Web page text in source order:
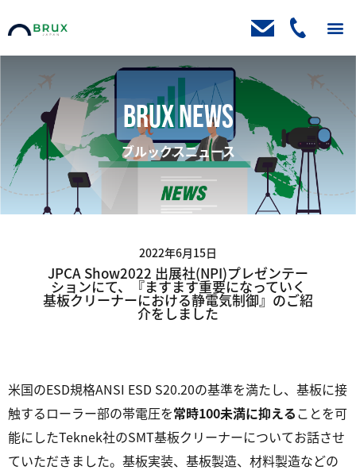
BRUX NEWS
ブルックスニュース
2022年6月15日
JPCA Show2022 出展社(NPI)プレゼンテー
ションにて、『ますます重要になっていく
基板クリーナーにおける静電気制御』のご紹
介をしました
米国のESD規格ANSI ESD S20.20の基準を満たし、基板に接
触するローラー部の帯電圧を常時100未満に抑えることを可
能にしたTeknek社のSMT基板クリーナーについてお話させ
ていただきました。基板実装、基板製造、材料製造などの